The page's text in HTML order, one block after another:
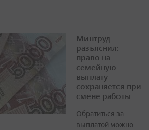
Минтруд
разъяснил:
право на
семейную
выплату
сохраняется при
смене работы
Обратиться за
выплатой можно